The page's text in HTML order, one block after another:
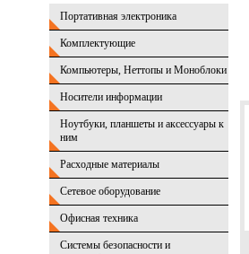
Портативная электроника
Комплектующие
Компьютеры, Неттопы и Моноблоки
Носители информации
Ноутбуки, планшеты и аксессуары к
ним
Расходные материалы
Сетевое оборудование
Офисная техника
Системы безопасности и